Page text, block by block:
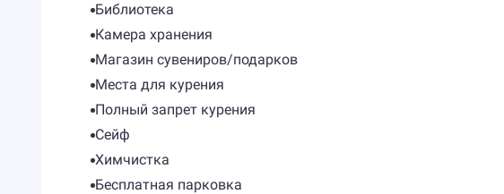
Библиотека
Камера хранения
Магазин сувениров/подарков
Места для курения
Полный запрет курения
Сейф
Химчистка
Бесплатная парковка